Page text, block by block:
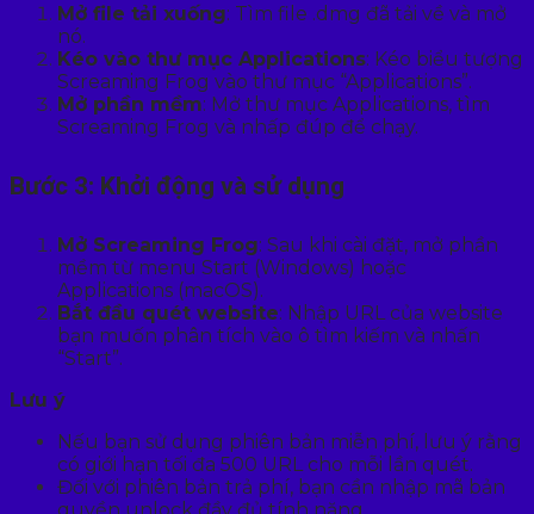
Mở file tải xuống: Tìm file .dmg đã tải về và mở
nó.
Kéo vào thư mục Applications: Kéo biểu tượng
Screaming Frog vào thư mục “Applications”.
Mở phần mềm: Mở thư mục Applications, tìm
Screaming Frog và nhấp đúp để chạy.
Bước 3: Khởi động và sử dụng
Mở Screaming Frog: Sau khi cài đặt, mở phần
mềm từ menu Start (Windows) hoặc
Applications (macOS).
Bắt đầu quét website: Nhập URL của website
bạn muốn phân tích vào ô tìm kiếm và nhấn
“Start”.
Lưu ý
Nếu bạn sử dụng phiên bản miễn phí, lưu ý rằng
có giới hạn tối đa 500 URL cho mỗi lần quét.
Đối với phiên bản trả phí, bạn cần nhập mã bản
quyền unlock đầy đủ tính năng.